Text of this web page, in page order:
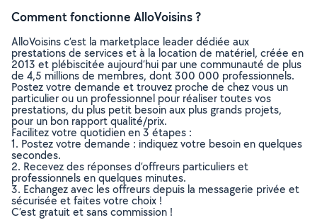
Comment fonctionne AlloVoisins ?
AlloVoisins c’est la marketplace leader dédiée aux
prestations de services et à la location de matériel, créée en
2013 et plébiscitée aujourd’hui par une communauté de plus
de 4,5 millions de membres, dont 300 000 professionnels.
Postez votre demande et trouvez proche de chez vous un
particulier ou un professionnel pour réaliser toutes vos
prestations, du plus petit besoin aux plus grands projets,
pour un bon rapport qualité/prix.
Facilitez votre quotidien en 3 étapes :
1. Postez votre demande : indiquez votre besoin en quelques
secondes.
2. Recevez des réponses d’offreurs particuliers et
professionnels en quelques minutes.
3. Echangez avec les offreurs depuis la messagerie privée et
sécurisée et faites votre choix !
C’est gratuit et sans commission !